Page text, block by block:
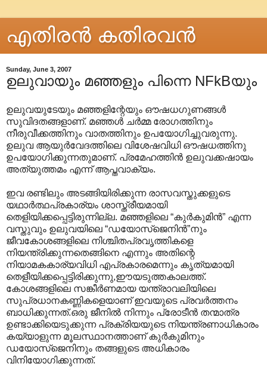
എതിരന്‍ കതിരവന്‍
Sunday, June 3, 2007
ഉലുവായും മഞ്ഞളും പിന്നെ NFkBയും
ഉലുവയുടേയും മഞ്ഞളിന്റേയും ഔഷധഗുണങ്ങള്‍
സുവിദതങ്ങളാണ്. മഞ്ഞള്‍‍ ചര്‍മ്മ രോഗത്തിനും
നീരുവീക്കത്തിനും വാതത്തിനും ഉപയോഗിച്ചുവരുന്നു.
ഉലുവ ആയുര്‍വേദത്തിലെ വിശേഷവിധി ഔഷധത്തിനു
ഉപയോഗിക്കുന്നതുമാണ്. പ്രമേഹത്തിന്‍ ഉലുവക്കഷായം
അത്യുത്തമം എന്ന് ആപ്തവാക്യം.
ഇവ രണ്ടിലും അടങ്ങിയിരിക്കുന്ന രാസവസ്തുക്കളുടെ
യഥാര്‍ത്ഥപ്രകാര്യം ശാസ്ത്രീയമായി
തെളിയിക്കപ്പെട്ടിരുന്നില്ല. മഞ്ഞളിലെ “കുര്‍കുമിന്‍” എന്ന
വസ്തുവും ഉലുവയിലെ “ഡയോസ്ജെനിന്‍”നും
ജീവകോശങ്ങളിലെ നിശ്ചിതപ്രവൃത്തികളെ
നിയന്ത്രിക്കുന്നതെങ്ങിനെ എന്നും അതിന്റെ
നിയാമകകാര്യവിധി എപ്രകാരമെന്നും കൃത്യമായി
തെളീയിക്കപ്പെട്ടിരിക്കുന്നു,ഈയടുത്തകാലത്ത്.
കോശങ്ങളിലെ സങ്കീര്‍ണമായ യന്ത്രാവലിയിലെ
സുപ്രധാനകണ്ണികളെയാണ് ഇവയുടെ പ്രവര്‍ത്തനം
ബാധിക്കുന്നത്.ഒരു ജീനില്‍ നിന്നും പ്രോടീന്‍ തന്മാത്ര
ഉണ്ടാക്കിയെടുക്കുന്ന പ്രക്രിയയുടെ നിയന്ത്രണാധികാരം
കയ്യാളുന്ന മൂലസ്ഥാ‍നത്താണ് കുര്‍കുമിനും
ഡയോസ്ജെനിനും തങ്ങളുടെ അധികാരം
വിനിയോഗിക്കുന്നത്.